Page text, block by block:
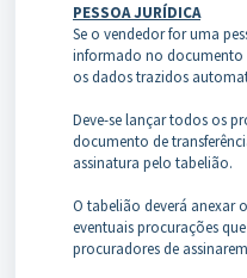
PESSOA JURÍDICA
Se o vendedor for uma
informado no documento
os dados trazidos
Deve-se lançar todos os
documento de
assinatura pelo tabelião.
O tabelião deverá anexar
eventuais procurações
procuradores de